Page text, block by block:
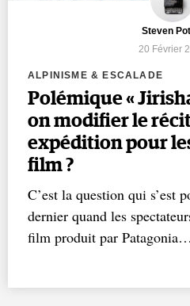
Steven
20 Février
ALPINISME & ESCALADE
Polémique «
on modifier le
expédition pour
film ?
C’est la question qui s’est
dernier quand les
film produit par Patagonia…